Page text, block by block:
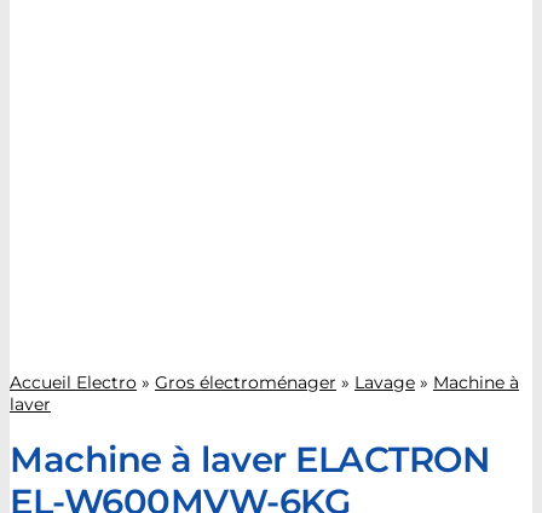
Accueil Electro » Gros électroménager » Lavage » Machine à
laver
Machine à laver ELACTRON
EL-W600MVW-6KG